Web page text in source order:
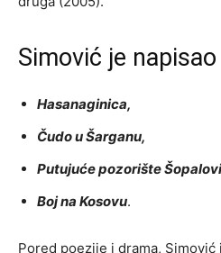
Simović je
Hasanaginica,
Čudo u Šarganu,
Putujuće pozorište
Boj na Kosovu.
Pored poezije i drama,